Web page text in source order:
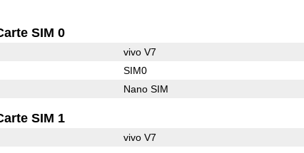
SIM 0
vivo V7
SIM0
Nano SIM
SIM 1
vivo V7